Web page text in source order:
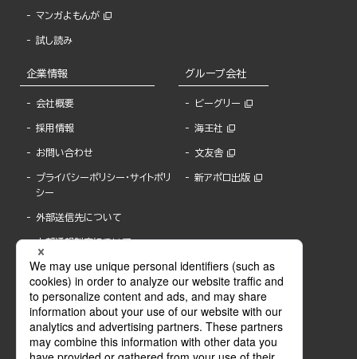
マンガよもんが
試し読み
企業情報
会社概要
採用情報
お問い合わせ
プライバシーポリシー・サイトポリ
シー
外部送信先について
内部通報制度について
グループ会社
ビーグリー
海王社
文友舎
新アポロ出版